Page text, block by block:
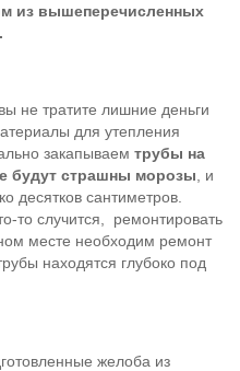
из вышеперечисленных
не тратите лишние деньги
для утепления
закапываем трубы на
будут страшны морозы , и
десятков сантиметров.
то случится, ремонтировать
месте необходим ремонт
находятся глубоко под
желоба из